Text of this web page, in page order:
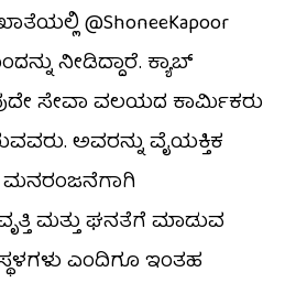
@ShoneeKapoor
ನೀಡಿದ್ದಾರೆ. ಕ್ಯಾಬ್
ಸೇವಾ ವಲಯದ ಕಾರ್ಮಿಕರು
ಅವರನ್ನು ವೈಯಕ್ತಿಕ
ಮನರಂಜನೆಗಾಗಿ
ಮತ್ತು ಘನತೆಗೆ ಮಾಡುವ
ಎಂದಿಗೂ ಇಂತಹ